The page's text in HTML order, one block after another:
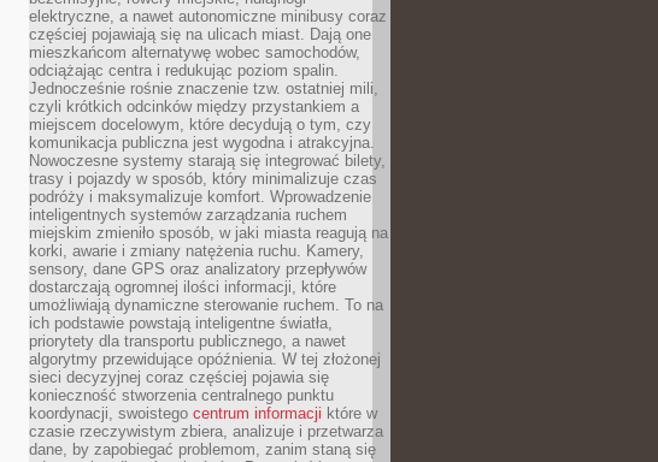
elektryczne, a nawet autonomiczne minibusy coraz
częściej pojawiają się na ulicach miast. Dają one
mieszkańcom alternatywę wobec samochodów,
odciążając centra i redukując poziom spalin.
Jednocześnie rośnie znaczenie tzw. ostatniej mili,
czyli krótkich odcinków między przystankiem a
miejscem docelowym, które decydują o tym, czy
komunikacja publiczna jest wygodna i atrakcyjna.
Nowoczesne systemy starają się integrować bilety,
trasy i pojazdy w sposób, który minimalizuje czas
podróży i maksymalizuje komfort. Wprowadzenie
inteligentnych systemów zarządzania ruchem
miejskim zmieniło sposób, w jaki miasta reagują na
korki, awarie i zmiany natężenia ruchu. Kamery,
sensory, dane GPS oraz analizatory przepływów
dostarczają ogromnej ilości informacji, które
umożliwiają dynamiczne sterowanie ruchem. To na
ich podstawie powstają inteligentne światła,
priorytety dla transportu publicznego, a nawet
algorytmy przewidujące opóźnienia. W tej złożonej
sieci decyzyjnej coraz częściej pojawia się
konieczność stworzenia centralnego punktu
koordynacji, swoistego centrum informacji które w
czasie rzeczywistym zbiera, analizuje i przetwarza
dane, by zapobiegać problemom, zanim staną się